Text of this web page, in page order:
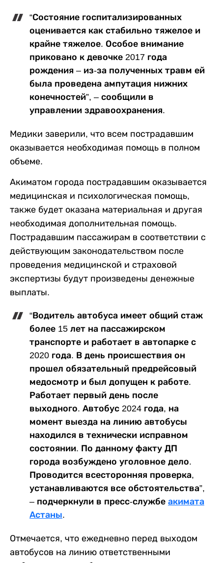
“Состояние госпитализированных
оценивается как стабильно тяжелое и
крайне тяжелое. Особое внимание
приковано к девочке 2017 года
рождения – из-за полученных травм ей
была проведена ампутация нижних
конечностей”, – сообщили в
управлении здравоохранения.
Медики заверили, что всем пострадавшим
оказывается необходимая помощь в полном
объеме.
Акиматом города пострадавшим оказывается
медицинская и психологическая помощь,
также будет оказана материальная и другая
необходимая дополнительная помощь.
Пострадавшим пассажирам в соответствии с
действующим законодательством после
проведения медицинской и страховой
экспертизы будут произведены денежные
выплаты.
“Водитель автобуса имеет общий стаж
более 15 лет на пассажирском
транспорте и работает в автопарке с
2020 года. В день происшествия он
прошел обязательный предрейсовый
медосмотр и был допущен к работе.
Работает первый день после
выходного. Автобус 2024 года, на
момент выезда на линию автобусы
находился в технически исправном
состоянии. По данному факту ДП
города возбуждено уголовное дело.
Проводится всесторонняя проверка,
устанавливаются все обстоятельства”,
– подчеркнули в пресс-службе акимата
Астаны.
Отмечается, что ежедневно перед выходом
автобусов на линию ответственными